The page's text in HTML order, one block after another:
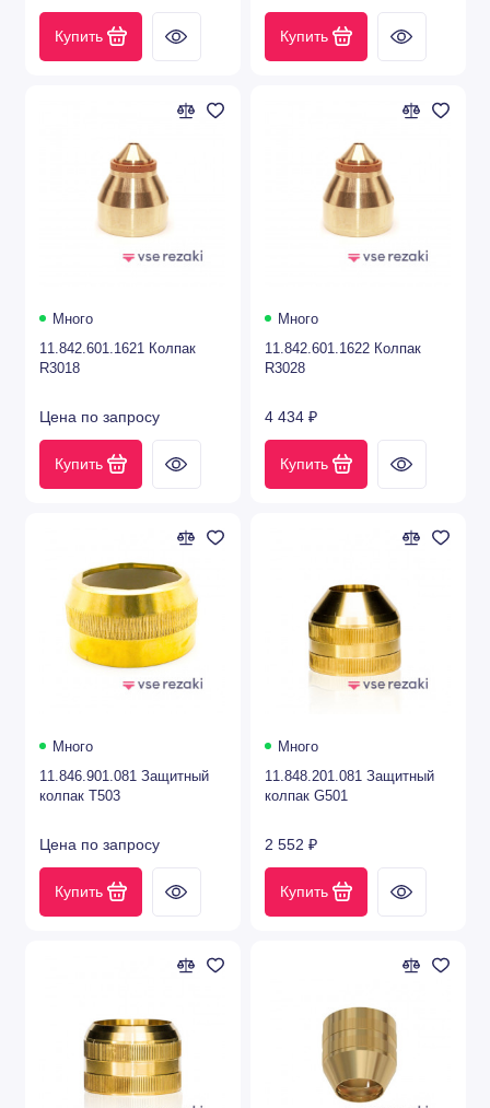
Купить Купить
Много
11.842.601.1621 Колпак
R3018
Цена по запросу
Купить
Много
11.842.601.1622 Колпак
R3028
4 434 ₽
Купить
Много
11.846.901.081 Защитный
колпак T503
Цена по запросу
Купить
Много
11.848.201.081 Защитный
колпак G501
2 552 ₽
Купить